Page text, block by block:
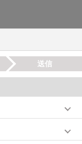
送信